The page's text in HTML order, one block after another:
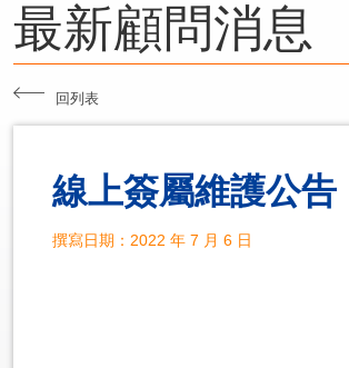
最新顧問消息
回列表
線上簽屬維護公告
撰寫日期：2022 年 7 月 6 日